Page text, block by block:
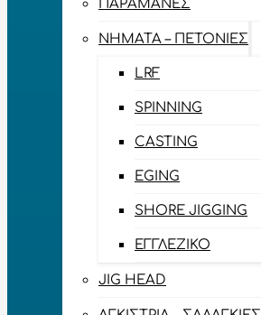
ΠΑΡΑΜΆΝΕΣ
ΝΉΜΑΤΑ – ΠΕΤΟΝΙΈΣ
LRF
SPINNING
CASTING
EGING
SHORE JIGGING
ΕΓΓΛΈΖΙΚΟ
JIG HEAD